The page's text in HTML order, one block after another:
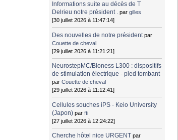
Informations suite au décès de T
Delrieu notre président . pargilles
[30 juillet 2026 à 11:47:14]
Des nouvelles de notre président par
Couette de cheval
[29 juillet 2026 à 11:21:21]
NeurostepMC/Bioness L300 : dispositifs
de stimulation électrique - pied tombant
parCouette de cheval
[29 juillet 2026 à 11:12:41]
Cellules souches iPS - Keio University
(Japon) parfti
[27 juillet 2026 à 12:24:22]
Cherche hôtel nice URGENT par